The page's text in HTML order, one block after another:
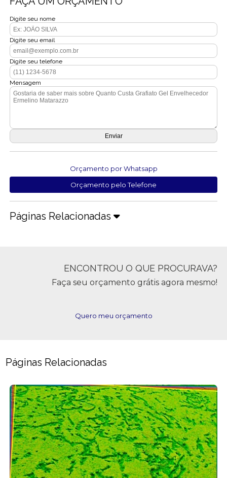
Digite seu nome
Digite seu email
Digite seu telefone
Mensagem
Orçamento por Whatsapp
Orçamento pelo Telefone
Páginas Relacionadas
ENCONTROU O QUE PROCURAVA?
Faça seu orçamento grátis agora mesmo!
Quero meu orçamento
Páginas Relacionadas